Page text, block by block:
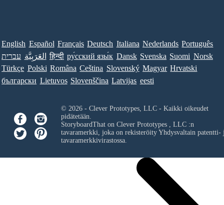
English Español Français Deutsch Italiana Nederlands Português
עברית العَرَبِيَّة हिन्दी ру́сский язы́к Dansk Svenska Suomi Norsk
Türkçe Polski Româna Ceština Slovenský Magyar Hrvatski
български Lietuvos Slovenščina Latvijas eesti
© 2026 - Clever Prototypes, LLC - Kaikki oikeudet
pidätetään.
StoryboardThat on Clever Prototypes , LLC:n
tavaramerkki, joka on rekisteröity Yhdysvaltain patentti-
tavaramerkkivirastossa.